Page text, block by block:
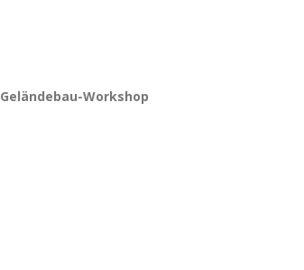
Geländebau-Workshop